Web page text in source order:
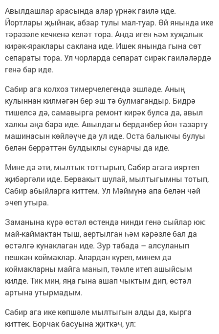
Авылдашлар арасында алар үрнәк гаилә иде.
Йортлары җыйнак, абзар тулы мал-туар. Өй янында ике
тәрәзәле кечкенә келәт тора. Анда иген һәм хуҗалык
кирәк-яраклары саклана иде. Ишек янында гына сөт
сепараты тора. Ул чорларда сепарат сирәк гаиләләрдә
генә бар иде.
Сабир ага колхоз тимерчелегендә эшләде. Аның
кулыннан килмәгән бер эш тә булмагандыр. Бидрә
тишелсә дә, самавырга ремонт кирәк булса да, авыл
халкы аңа бара иде. Авылдагы бердәнбер йон тазарту
машинасын көйләүче дә ул иде. Оста балыкчы булуы
белән беррәттән булдыклы сунарчы да иде.
Мине дә әти, мылтык тоттырып, Сабир агага ияртеп
җибәргәли иде. Бервакыт шулай, мылтыгымны тотып,
Сабир абыйларга киттем. Ул Мәймүнә апа белән чәй
эчеп утыра.
Заманына күрә өстәл өстендә нинди генә сыйлар юк:
май-каймактан тыш, аертылган һәм кәрәзле бал да
өстәлгә кунаклаган иде. Зур табада – алсуланып
пешкән коймаклар. Алардан күреп, минем дә
коймакларны майга манып, тәмле итеп ашыйсым
килде. Тик мин, яңа гына ашап чыктым дип, өстәл
артына утырмадым.
Сабир ага ике көпшәле мылтыгын алды да, кырга
киттек. Борчак басуына җиткәч, ул: